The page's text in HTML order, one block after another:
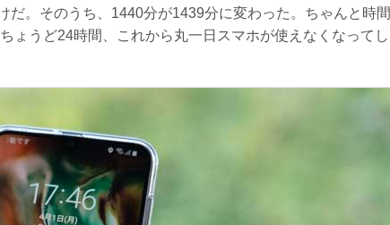
だ。そのうち、1440分が1439分に変わった。ちゃんと時間
ょうど24時間、これから丸一日スマホが使えなくなってし